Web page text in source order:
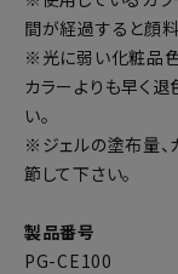
間が経過すると顔
※光に弱い化粧品色
カラーよりも早く
い。
※ジェルの塗布量、
節して下さい。
製品番号
PG-CE100